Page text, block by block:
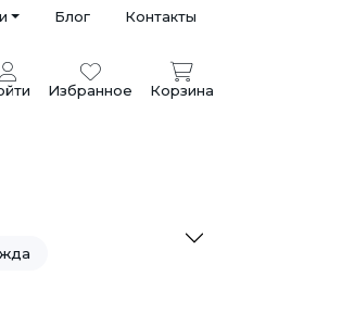
Блог Контакты
Избранное Корзина